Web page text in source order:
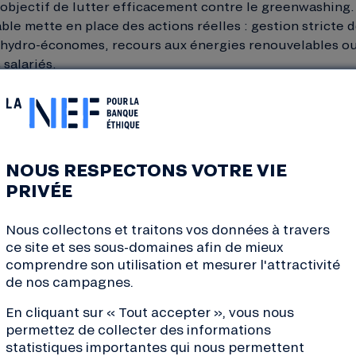
de lutter efficacement contre le
mette en place des actions réelles : gestion stricte
économes, recours aux énergies renouvelables
salariés.
FRANÇAIS DE TOURISME RESPONSABLE ?
de labels important en matière de voyage
plusieurs certifications existent, parmi les plus
Key en anglais) : un label reconnu dans le tourisme
et les restaurants, il est développé par
à la sensibilisation des clients aux bons
Responsable (ATR)
: Créé en 2004, ce label
votre voyagiste respecte les populations locales
leWWF Franceen collaboration avec Gîtes de
NOUS RESPECTONS VOTRE VIE
PRIVÉE
Nous collectons et traitons vos données à travers
ce site et ses sous-domaines afin de mieux
comprendre son utilisation et mesurer l'attractivité
de nos campagnes.
En cliquant sur « Tout accepter », vous nous
permettez de collecter des informations
statistiques importantes qui nous permettent